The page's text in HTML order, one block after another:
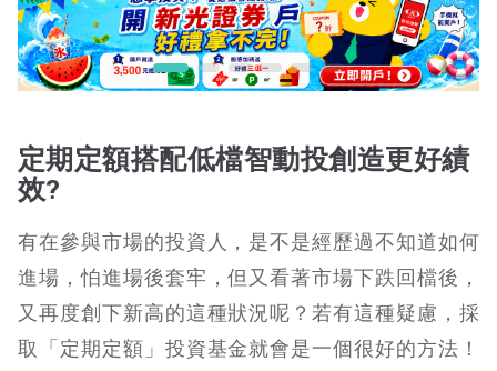
定期定額搭配低檔智動投創造更好績
效?
有在參與市場的投資人，是不是經歷過不知道如何
進場，怕進場後套牢，但又看著市場下跌回檔後，
又再度創下新高的這種狀況呢？若有這種疑慮，採
取「定期定額」投資基金就會是一個很好的方法！